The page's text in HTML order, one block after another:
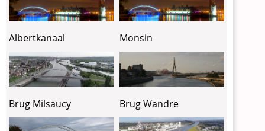
Albertkanaal Monsin
Brug Milsaucy Brug Wandre